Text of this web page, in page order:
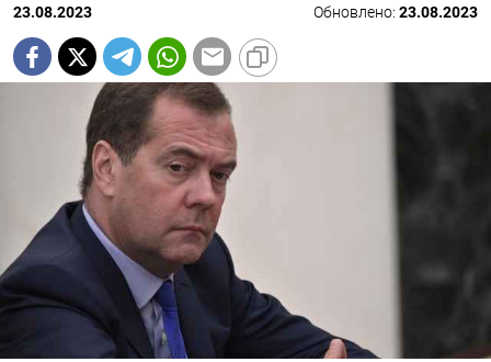
23.08.2023 Обновлено: 23.08.2023